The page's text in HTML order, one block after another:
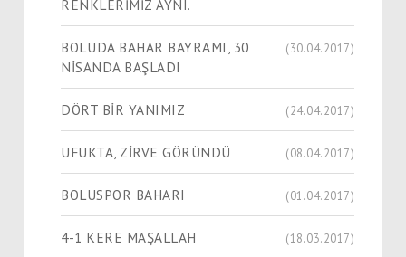
RENKLERİMİZ AYNI.
BOLUDA BAHAR BAYRAMI, 30
NİSANDA BAŞLADI
(30.04.2017)
DÖRT BİR YANIMIZ (24.04.2017)
UFUKTA, ZİRVE GÖRÜNDÜ (08.04.2017)
BOLUSPOR BAHARI (01.04.2017)
4-1 KERE MAŞALLAH (18.03.2017)